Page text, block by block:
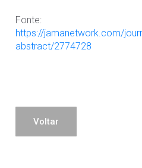
Fonte:
https://jamanetwork.com/
abstract/2774728⠀
Voltar